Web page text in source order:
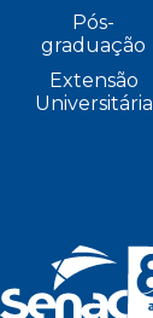
Pós-
graduação
Extensão
Universitária